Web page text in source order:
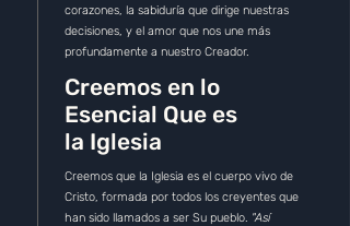
corazones, la sabiduría que dirige nuestras
decisiones, y el amor que nos une más
profundamente a nuestro Creador.
Creemos en lo
Esencial Que es
la Iglesia
Creemos que la Iglesia es el cuerpo vivo de
Cristo, formada por todos los creyentes que
han sido llamados a ser Su pueblo. "Así